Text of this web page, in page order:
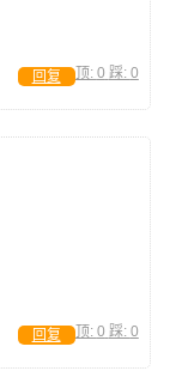
顶: 0 踩: 0
回复
顶: 0 踩: 0
回复